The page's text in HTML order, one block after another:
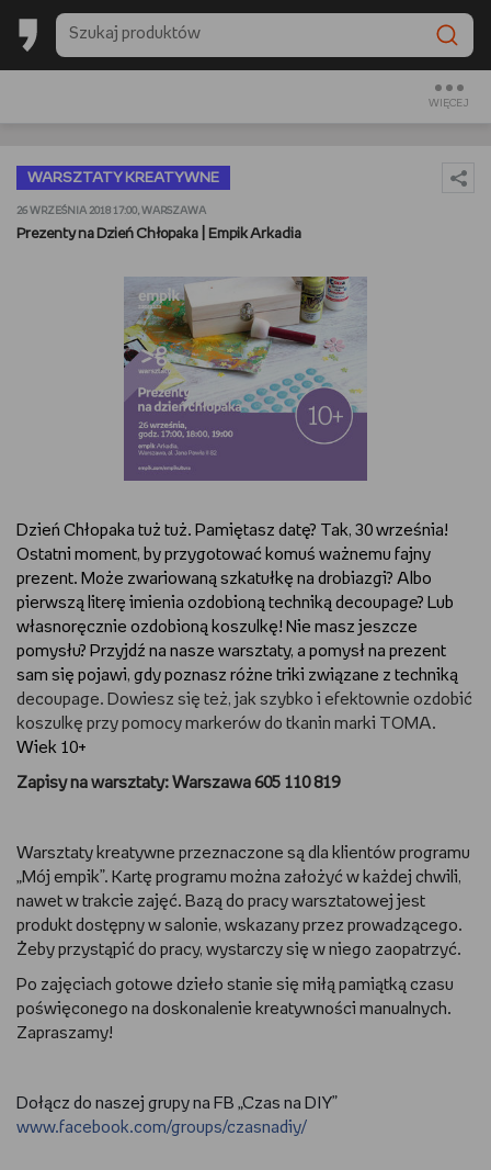
WIĘCEJ
BESTSELLERY EMPIKU 2025
OGLĄDAM
PREZENTOWNIKI
URZĄDZAM I DEKORUJĘ
RYSUJĘ
DIY
MAM ZWIERZĘTA
DBAM O URODĘ
PASJE DZIECKA
PORADNIKI
WYWIADY
WSZYSTKO O LEGO
WARSZTATY KREATYWNE
26 WRZEŚNIA 2018 17:00, WARSZAWA
Prezenty na Dzień Chłopaka | Empik Arkadia
Dzień Chłopaka tuż tuż. Pamiętasz datę? Tak, 30 września!
Ostatni moment, by przygotować komuś ważnemu fajny
prezent. Może zwariowaną szkatułkę na drobiazgi? Albo
pierwszą literę imienia ozdobioną techniką decoupage? Lub
własnoręcznie ozdobioną koszulkę! Nie masz jeszcze
pomysłu? Przyjdź na nasze warsztaty, a pomysł na prezent
sam się pojawi, gdy poznasz różne triki związane z techniką
decoupage. Dowiesz się też, jak szybko i efektownie ozdobić
koszulkę przy pomocy markerów do tkanin marki TOMA.
Wiek 10+
Zapisy na warsztaty: Warszawa 605 110 819
Warsztaty kreatywne przeznaczone są dla klientów programu
„Mój empik”. Kartę programu można założyć w każdej chwili,
nawet w trakcie zajęć. Bazą do pracy warsztatowej jest
produkt dostępny w salonie, wskazany przez prowadzącego.
Żeby przystąpić do pracy, wystarczy się w niego zaopatrzyć.
Po zajęciach gotowe dzieło stanie się miłą pamiątką czasu
poświęconego na doskonalenie kreatywności manualnych.
Zapraszamy!
Dołącz do naszej grupy na FB „Czas na DIY”
www.facebook.com/groups/czasnadiy/